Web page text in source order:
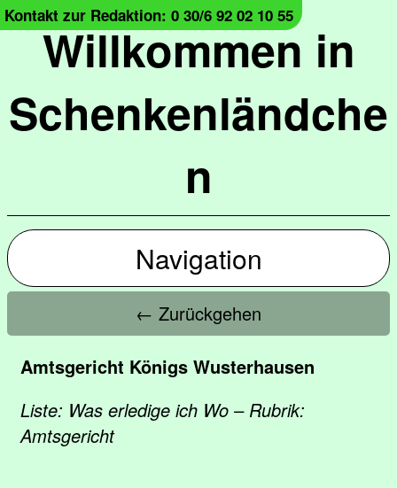
Willkommen in
Schenkenländche
n
Kontakt zur Redaktion: 0 30/6 92 02 10 55
Navigation
← Zurückgehen
Amtsgericht Königs Wusterhausen
Liste: Was erledige ich Wo – Rubrik:
Amtsgericht